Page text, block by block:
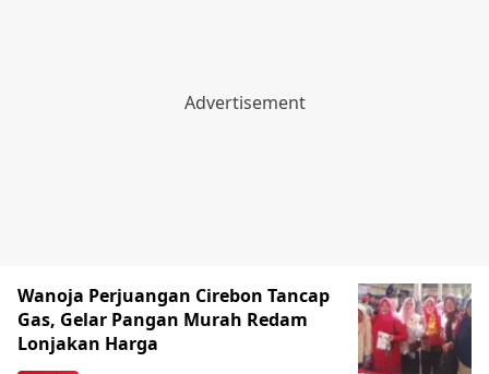
Wanoja Perjuangan Cirebon Tancap
Gas, Gelar Pangan Murah Redam
Lonjakan Harga